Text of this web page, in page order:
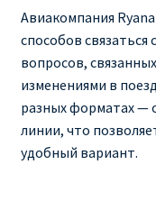
ПРАВИЛА
ПУТЕШЕСТВИЕ
РЕЙСАМИ
РЕГИСТРАЦИЯ
Авиакомпания
способов
вопросов,
изменениями в
разных форматах —
линии, что
удобный вариант.